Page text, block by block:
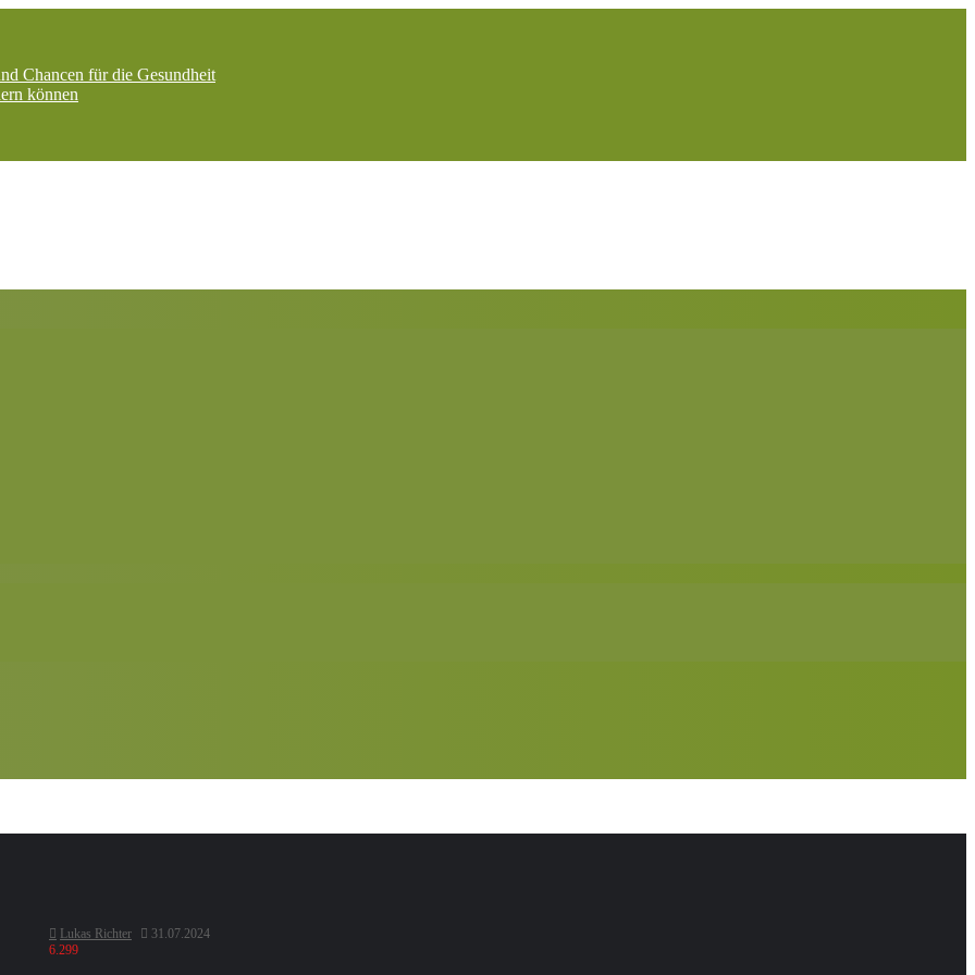
Chancen für die Gesundheit
können
Lukas Richter
31.07.2024
6.299